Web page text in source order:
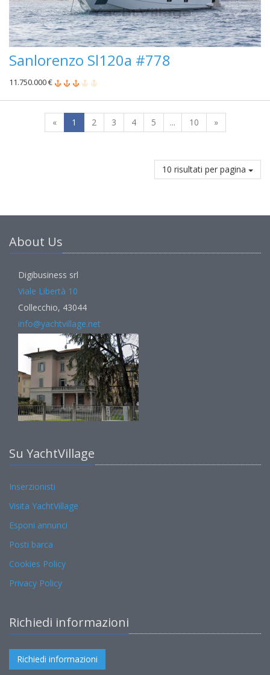
Sanlorenzo Sl120a #778
11.750.000 €
« 1 2 3 4 5 ... 10 »
10 risultati per pagina
About Us
Digibusiness srl
Viale Libertà 10
Collecchio, 43044
info@yachtvillage.net
Su YachtVillage
Inserzionisti
Visita YachtVillage
Esponi annunci
Posti barca
Cookies Policy
Privacy Policy
Richiedi informazioni
Richiedi informazioni